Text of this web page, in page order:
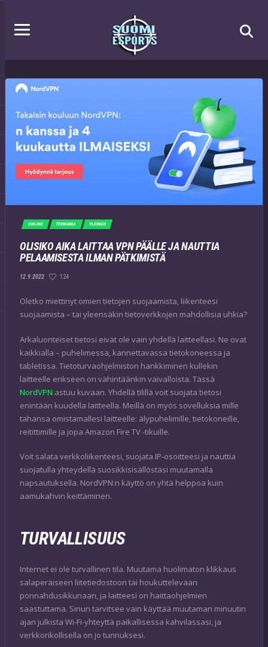
ONLINE TEKNIIKKA YLEINEN
OLISIKO AIKA LAITTAA VPN PÄÄLLE JA NAUTTIA
PELAAMISESTA ILMAN PÄTKIMISTÄ
12.9.2022 124
Oletko miettinyt omien tietojen suojaamista, liikenteesi
suojaamista – tai yleensäkin tietoverkkojen mahdollisia uhkia?
Arkaluonteiset tietosi eivät ole vain yhdellä laitteellasi. Ne ovat
kaikkialla – puhelimessa, kannettavassa tietokoneessa ja
tabletissa. Tietoturvaohjelmiston hankkiminen kullekin
laitteelle erikseen on vähintäänkin vaivalloista. Tässä
NordVPN astuu kuvaan. Yhdellä tilillä voit suojata tietosi
enintään kuudella laitteella. Meillä on myös sovelluksia mille
tahansa omistamallesi laitteelle: älypuhelimille, tietokoneille,
reitittimille ja jopa Amazon Fire TV -tikuille.
Voit salata verkkoliikenteesi, suojata IP-osoitteesi ja nauttia
suojatulla yhteydellä suosikkisisällöstäsi muutamalla
napsautuksella. NordVPN:n käyttö on yhtä helppoa kuin
aamukahvin keittäminen.
TURVALLISUUS
Internet ei ole turvallinen tila. Muutama huolimaton klikkaus
salaperäiseen liitetiedostoon tai houkuttelevaan
ponnahdusikkunaan, ja laitteesi on haittaohjelmien
saastuttama. Sinun tarvitsee vain käyttää muutaman minuutin
ajan julkista Wi-Fi-yhteyttä paikallisessa kahvilassasi, ja
verkkorikollisella on jo tunnuksesi.